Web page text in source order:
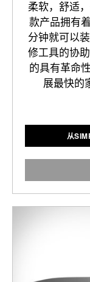
柔软，舒适
款产品拥有
分钟就可以
修工具的协
的具有革命
展最快的
从